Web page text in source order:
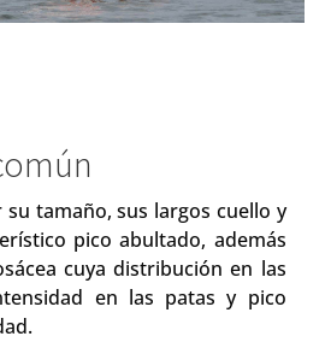
tamaño, sus largos cuello y
pico abultado, además
cuya distribución en las
en las patas y pico